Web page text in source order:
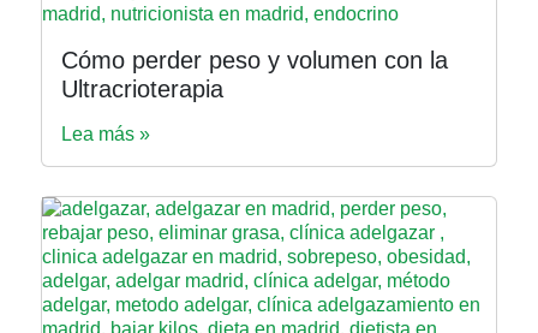
Cómo perder peso y volumen con la
Ultracrioterapia
Lea más »